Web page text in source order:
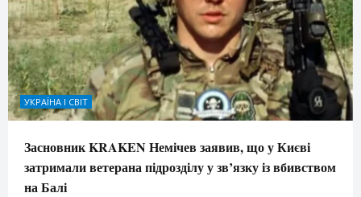
УКРАЇНА І СВІТ
Засновник KRAKEN Немічев заявив, що у Києві
затримали ветерана підрозділу у зв’язку із вбивством
на Балі